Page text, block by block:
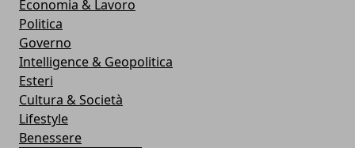
Economia & Lavoro
Politica
Governo
Intelligence & Geopolitica
Esteri
Cultura & Società
Lifestyle
Benessere